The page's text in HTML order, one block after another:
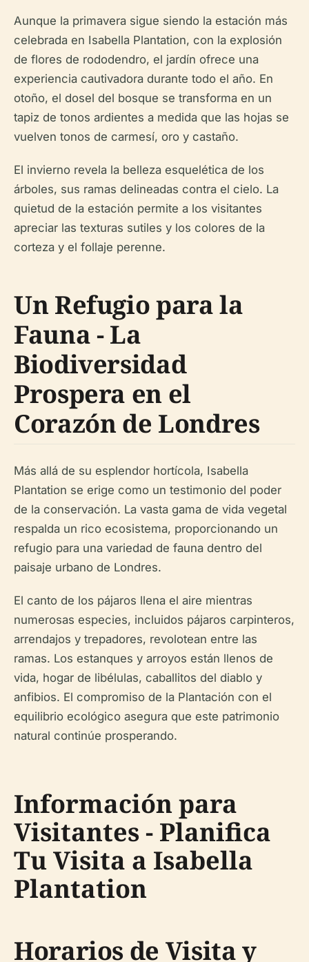
Aunque la primavera sigue siendo la estación más
celebrada en Isabella Plantation, con la explosión
de flores de rododendro, el jardín ofrece una
experiencia cautivadora durante todo el año. En
otoño, el dosel del bosque se transforma en un
tapiz de tonos ardientes a medida que las hojas se
vuelven tonos de carmesí, oro y castaño.
El invierno revela la belleza esquelética de los
árboles, sus ramas delineadas contra el cielo. La
quietud de la estación permite a los visitantes
apreciar las texturas sutiles y los colores de la
corteza y el follaje perenne.
Un Refugio para la
Fauna - La
Biodiversidad
Prospera en el
Corazón de Londres
Más allá de su esplendor hortícola, Isabella
Plantation se erige como un testimonio del poder
de la conservación. La vasta gama de vida vegetal
respalda un rico ecosistema, proporcionando un
refugio para una variedad de fauna dentro del
paisaje urbano de Londres.
El canto de los pájaros llena el aire mientras
numerosas especies, incluidos pájaros carpinteros,
arrendajos y trepadores, revolotean entre las
ramas. Los estanques y arroyos están llenos de
vida, hogar de libélulas, caballitos del diablo y
anfibios. El compromiso de la Plantación con el
equilibrio ecológico asegura que este patrimonio
natural continúe prosperando.
Información para
Visitantes - Planifica
Tu Visita a Isabella
Plantation
Horarios de Visita y